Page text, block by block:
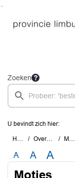
Zoeken
U bevindt zich hier:
Home Overzichten Moties
A A A
Moties